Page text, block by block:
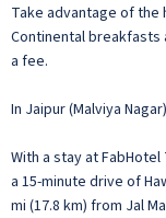
Take advantage of the
Continental breakfasts
a fee.
In Jaipur (Malviya Nagar)
With a stay at FabHotel
a 15-minute drive of
mi (17.8 km) from Jal